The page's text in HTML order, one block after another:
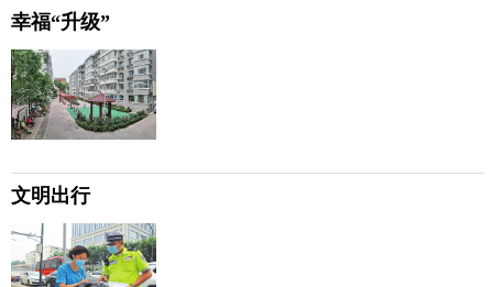
幸福“升级”
文明出行